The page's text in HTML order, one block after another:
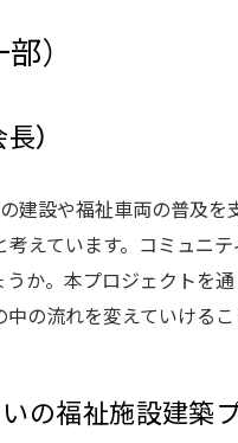
）
）
建設や福祉車両の普及
えています。コミュニ
か。本プロジェクトを
の流れを変えていけるこ
の福祉施設建築